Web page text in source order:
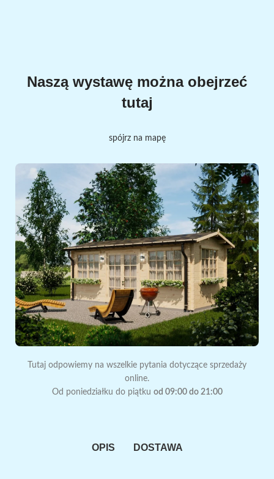
Naszą wystawę można obejrzeć
tutaj
spójrz na mapę
Tutaj odpowiemy na wszelkie pytania dotyczące sprzedaży
online.
Od poniedziałku do piątku od 09:00 do 21:00
OPIS DOSTAWA